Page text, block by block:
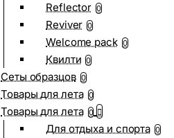
Reflector 0
Reviver 0
Welcome pack 0
Квилти 0
Сеты образцов 0
Товары для лета 0
Товары для лета 0
Для отдыха и спорта 0